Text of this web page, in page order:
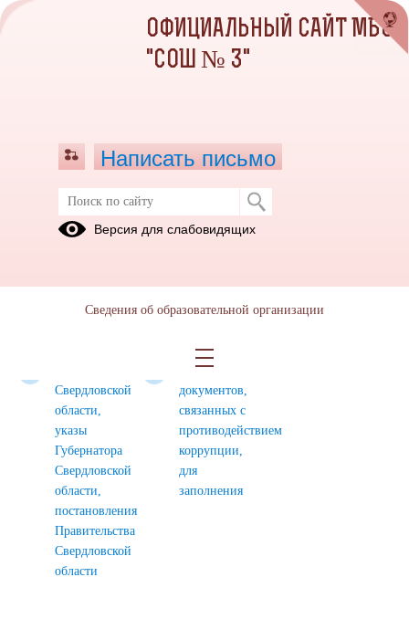
Нормативные правовые и иные акты
в сфере противодействия коррупции
Российской
Свердловской
области,
указы
Губернатора
Свердловской
области,
постановления
Правительства
Свердловской
области
Формы
документов,
связанных с
противодействием
коррупции,
для
заполнения
ОФИЦИАЛЬНЫЙ САЙТ МБОУ
"СОШ № 3"
Написать письмо
Версия для слабовидящих
Сведения об образовательной организации